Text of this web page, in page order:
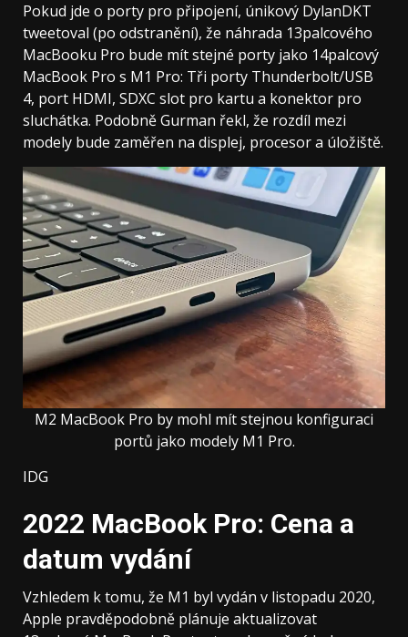
Pokud jde o porty pro připojení, únikový DylanDKT
tweetoval (po odstranění), že náhrada 13palcového
MacBooku Pro bude mít stejné porty jako 14palcový
MacBook Pro s M1 Pro: Tři porty Thunderbolt/USB
4, port HDMI, SDXC slot pro kartu a konektor pro
sluchátka. Podobně Gurman řekl, že rozdíl mezi
modely bude zaměřen na displej, procesor a úložiště.
M2 MacBook Pro by mohl mít stejnou konfiguraci
portů jako modely M1 Pro.
IDG
2022 MacBook Pro: Cena a
datum vydání
Vzhledem k tomu, že M1 byl vydán v listopadu 2020,
Apple pravděpodobně plánuje aktualizovat